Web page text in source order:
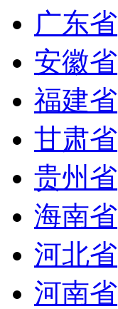
广东省
安徽省
福建省
甘肃省
贵州省
海南省
河北省
河南省